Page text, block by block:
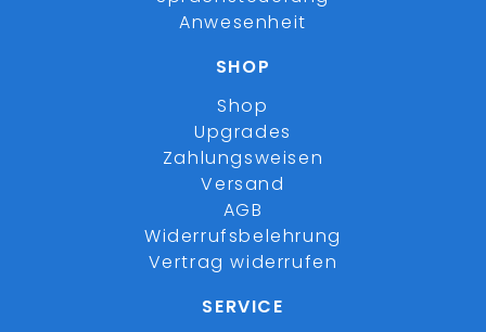
Anwesenheit
SHOP
Shop
Upgrades
Zahlungsweisen
Versand
AGB
Widerrufsbelehrung
Vertrag widerrufen
SERVICE